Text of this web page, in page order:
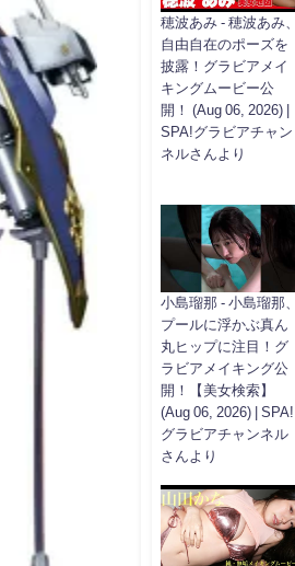
穂波あみ - 穂波あみ、
自由自在のポーズを
披露！グラビアメイ
キングムービー公
開！ (Aug 06, 2026) |
SPA!グラビアチャン
ネルさんより
小島瑠那 - 小島瑠那、
プールに浮かぶ真ん
丸ヒップに注目！グ
ラビアメイキング公
開！【美女検索】
(Aug 06, 2026) | SPA!
グラビアチャンネル
さんより